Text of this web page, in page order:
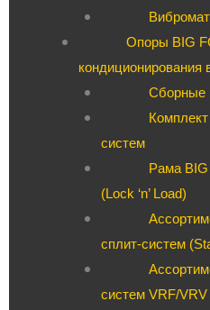
Опоры BIG
кондиционирования
Сборные
систем
Рама
(Lock ‘n’ Load)
сплит-систем
систем VRF/